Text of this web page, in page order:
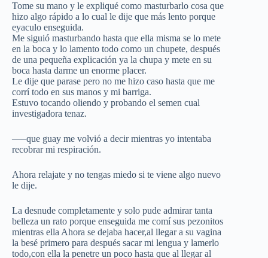
Tome su mano y le expliqué como masturbarlo cosa que
hizo algo rápido a lo cual le dije que más lento porque
eyaculo enseguida.
Me siguió masturbando hasta que ella misma se lo mete
en la boca y lo lamento todo como un chupete, después
de una pequeña explicación ya la chupa y mete en su
boca hasta darme un enorme placer.
Le dije que parase pero no me hizo caso hasta que me
corrí todo en sus manos y mi barriga.
Estuvo tocando oliendo y probando el semen cual
investigadora tenaz.
—–que guay me volvió a decir mientras yo intentaba
recobrar mi respiración.
Ahora relajate y no tengas miedo si te viene algo nuevo
le dije.
La desnude completamente y solo pude admirar tanta
belleza un rato porque enseguida me comí sus pezonitos
mientras ella Ahora se dejaba hacer,al llegar a su vagina
la besé primero para después sacar mi lengua y lamerlo
todo,con ella la penetre un poco hasta que al llegar al